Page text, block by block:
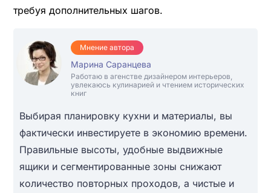
требуя дополнительных шагов.
Мнение автора
Марина Саранцева
Работаю в агенстве дизайнером интерьеров,
увлекаюсь кулинарией и чтением исторических
книг
Выбирая планировку кухни и материалы, вы
фактически инвестируете в экономию времени.
Правильные высоты, удобные выдвижные
ящики и сегментированные зоны снижают
количество повторных проходов, а чистые и